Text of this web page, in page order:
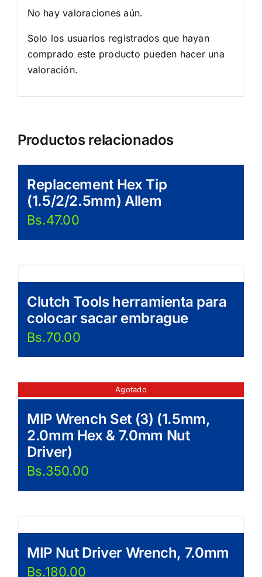
No hay valoraciones aún.
Solo los usuarios registrados que hayan
comprado este producto pueden hacer una
valoración.
Productos relacionados
Replacement Hex Tip
(1.5/2/2.5mm) Allem
Bs.47.00
Clutch Tools herramienta para
colocar sacar embrague
Bs.70.00
Agotado
MIP Wrench Set (3) (1.5mm,
2.0mm Hex & 7.0mm Nut
Driver)
Bs.350.00
MIP Nut Driver Wrench, 7.0mm
Bs.180.00